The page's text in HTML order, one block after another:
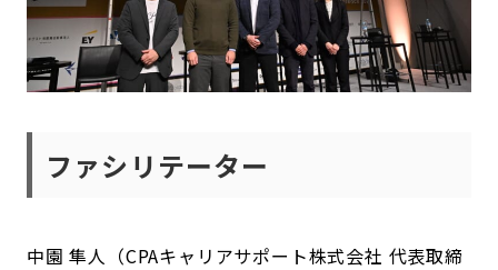
ファシリテーター
中園 隼人（CPAキャリアサポート株式会社 代表取締